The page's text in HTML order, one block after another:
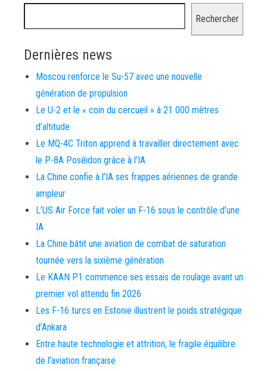
Rechercher
Dernières news
Moscou renforce le Su-57 avec une nouvelle
génération de propulsion
Le U-2 et le « coin du cercueil » à 21 000 mètres
d’altitude
Le MQ-4C Triton apprend à travailler directement avec
le P-8A Poséidon grâce à l’IA
La Chine confie à l’IA ses frappes aériennes de grande
ampleur
L’US Air Force fait voler un F-16 sous le contrôle d’une
IA
La Chine bâtit une aviation de combat de saturation
tournée vers la sixième génération
Le KAAN P1 commence ses essais de roulage avant un
premier vol attendu fin 2026
Les F-16 turcs en Estonie illustrent le poids stratégique
d’Ankara
Entre haute technologie et attrition, le fragile équilibre
de l’aviation française